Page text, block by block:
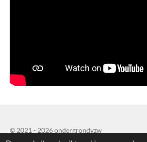
© 2021 - 2026 ondergrondvzw